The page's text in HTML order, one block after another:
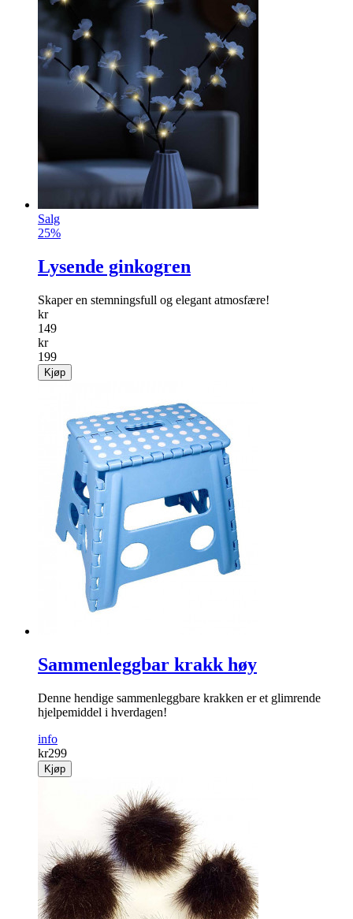
Salg
25%
Lysende ginkogren
Skaper en stemningsfull og elegant atmosfære!
kr
149
kr
199
Kjøp
Sammenleggbar krakk høy
Denne hendige sammenleggbare krakken er et glimrende
hjelpemiddel i hverdagen!
info
kr299
Kjøp